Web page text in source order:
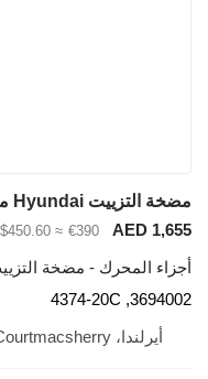
التزييت